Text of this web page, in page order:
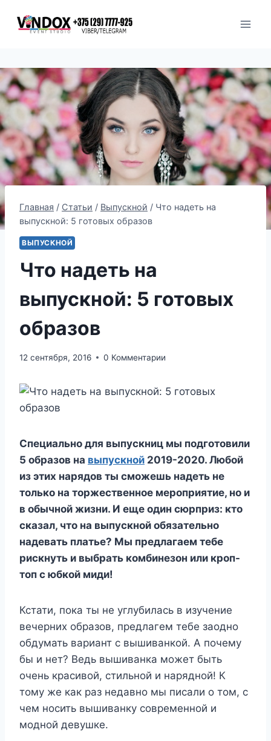
Главная / Статьи / Выпускной / Что надеть на
выпускной: 5 готовых образов
ВЫПУСКНОЙ
Что надеть на
выпускной: 5 готовых
образов
12 сентября, 2016 0 Комментарии
Специально для выпускниц мы подготовили
5 образов на выпускной 2019-2020. Любой
из этих нарядов ты сможешь надеть не
только на торжественное мероприятие, но и
в обычной жизни. И еще один сюрприз: кто
сказал, что на выпускной обязательно
надевать платье? Мы предлагаем тебе
рискнуть и выбрать комбинезон или кроп-
топ с юбкой миди!
Кстати, пока ты не углубилась в изучение
вечерних образов, предлагем тебе заодно
обдумать вариант с вышиванкой. А почему
бы и нет? Ведь вышиванка может быть
очень красивой, стильной и нарядной! К
тому же как раз недавно мы писали о том, с
чем носить вышиванку современной и
модной девушке.